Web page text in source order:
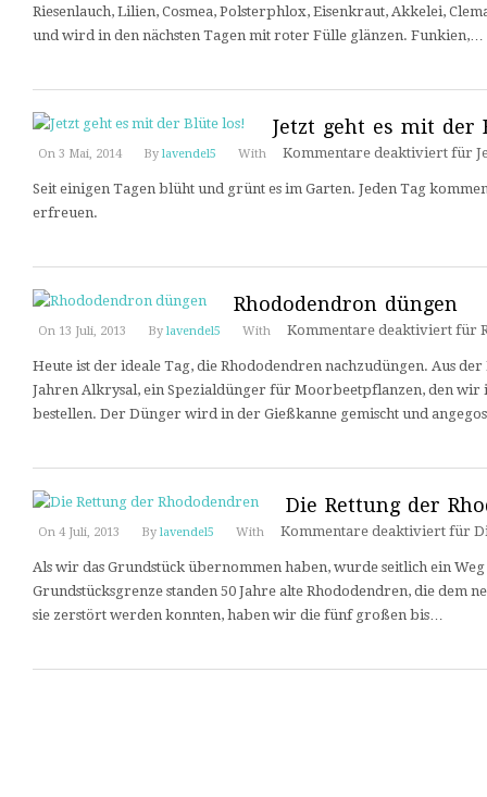
Riesenlauch, Lilien, Cosmea, Polsterphlox, Eisenkraut, Akkelei,
und wird in den nächsten Tagen mit roter Fülle glänzen. Funkien,…
Jetzt geht es mit der
On 3 Mai, 2014 By lavendel5 With Kommentare deaktiviert für
Seit einigen Tagen blüht und grünt es im Garten. Jeden Tag
erfreuen.
Rhododendron düngen
On 13 Juli, 2013 By lavendel5 With Kommentare deaktiviert für
Heute ist der ideale Tag, die Rhododendren nachzudüngen. Aus
Jahren Alkrysal, ein Spezialdünger für Moorbeetpflanzen, den wir
bestellen. Der Dünger wird in der Gießkanne gemischt und
Die Rettung der
On 4 Juli, 2013 By lavendel5 With Kommentare deaktiviert für
Als wir das Grundstück übernommen haben, wurde seitlich ein
Grundstücksgrenze standen 50 Jahre alte Rhododendren, die dem
sie zerstört werden konnten, haben wir die fünf großen bis…